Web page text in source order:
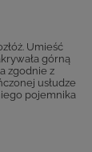
Umieść
górną
zgodnie z
usłudze
pojemnika